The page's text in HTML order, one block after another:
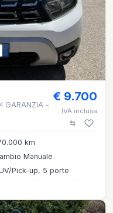
GARANZIA -
€ 9.700
IVA inclusa
km
Manuale
Pick-up, 5 porte